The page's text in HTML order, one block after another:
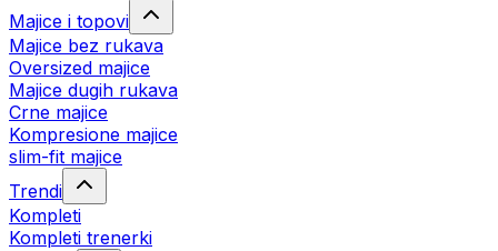
Majice i topovi
Majice bez rukava
Oversized majice
Majice dugih rukava
Crne majice
Kompresione majice
slim-fit majice
Trendi
Kompleti
Kompleti trenerki